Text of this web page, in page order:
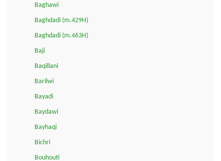
Baghawi
Baghdadi (m.429H)
Baghdadi (m.463H)
Baji
Baqillani
Barilwi
Bayadi
Baydawi
Bayhaqi
Bichri
Bouhouti